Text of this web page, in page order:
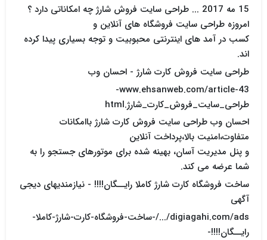
15 مه 2017 ... طراحی سایت فروش شارژ چه امکاناتی دارد ؟
امروزه طراحی سایت فروشگاه های آنلاین و
کسب در آمد های اینترنتی محبوبیت و توجه بسیاری پیدا کرده
اند.
طراحی سایت فروش کارت شارژ - احسان وب
www.ehsanweb.com/article-43-
طراحی_سایت_فروش_کارت_شارژ.html
احسان وب طراحی سایت فروش کارت شارژ باامکانات
متفاوت،امنیت بالا،پرداخت آنلاین
و پنل مدیریت آسان، بهینه شده برای موتورهای جستجو را به
شما عرضه می کند.
ساخت فروشگاه کارت شارژ کاملا رایــگان!!!! - نیازمندیهای دیجی
آگهی
digiagahi.com/ads/.../-ساخت-فروشگاه-کارت-شارژ-کاملا-
رایــگان!!!!-